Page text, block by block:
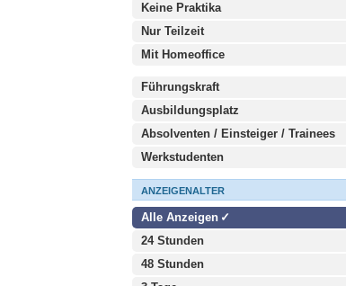
Keine Praktika
Nur Teilzeit
Mit Homeoffice
Führungskraft
Ausbildungsplatz
Absolventen / Einsteiger / Trainees
Werkstudenten
ANZEIGENALTER
Alle Anzeigen
24 Stunden
48 Stunden